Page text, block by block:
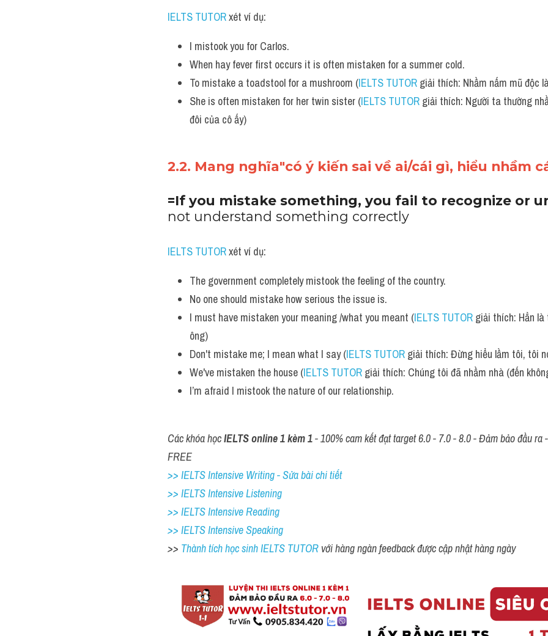
IELTS TUTOR xét ví dụ:
I mistook you for Carlos.
When hay fever first occurs it is often mistaken for a summer cold.
To mistake a toadstool for a mushroom (IELTS TUTOR giải thích: Nhầm nấm mũ độc
She is often mistaken for her twin sister (IELTS TUTOR giải thích: Người ta thường
đôi của cô ấy)
2.2. Mang nghĩa"có ý kiến sai về ai/cái gì, hiểu nhầm
=If you mistake something, you fail to recognize or
not understand something correctly
IELTS TUTOR xét ví dụ:
The government completely mistook the feeling of the country.
No one should mistake how serious the issue is.
I must have mistaken your meaning /what you meant (IELTS TUTOR giải thích: Hẳn
ông)
Don't mistake me; I mean what I say (IELTS TUTOR giải thích: Đừng hiểu lầm tôi, tôi
We've mistaken the house (IELTS TUTOR giải thích: Chúng tôi đã nhầm nhà (đến
I’m afraid I mistook the nature of our relationship.
Các khóa học IELTS online 1 kèm 1 - 100% cam kết đạt target 6.0 - 7.0 - 8.0 - Đảm bảo đầu ra
FREE
>> IELTS Intensive Writing - Sửa bài chi tiết
>> IELTS Intensive Listening
>> IELTS Intensive Reading
>> IELTS Intensive Speaking
>> Thành tích học sinh IELTS TUTOR với hàng ngàn feedback được cập nhật hàng ngày